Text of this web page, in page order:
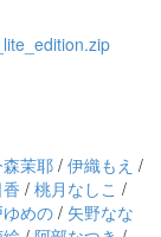
茉耶 / 伊織もえ /
/ 桃月なしこ /
めの / 矢野なな